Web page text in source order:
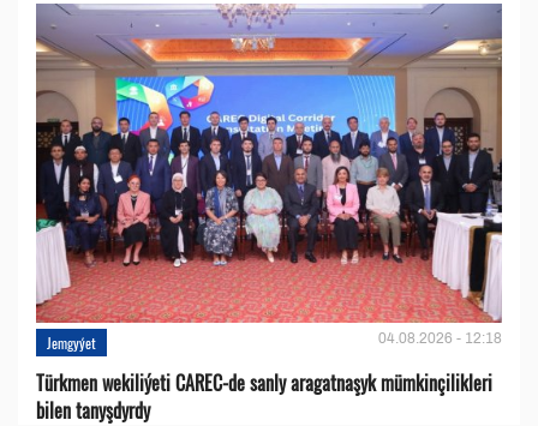
Jemgyýet 04.08.2026 - 12:18
Türkmen wekiliýeti CAREC-de sanly aragatnaşyk mümkinçilikleri
bilen tanyşdyrdy